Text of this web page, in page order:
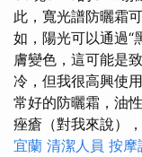
此，寬光譜防曬霜
如，陽光可以通過“
膚變色，這可能是
冷，但我很高興使
常好的防曬霜，油
痤瘡（對我來說）
宜蘭 清潔人員 按摩